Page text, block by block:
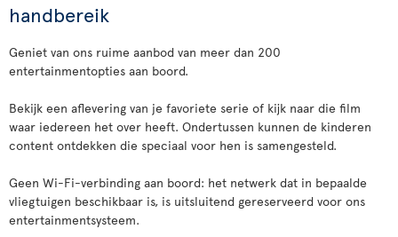
handbereik
Geniet van ons ruime aanbod van meer dan 200
entertainmentopties aan boord.
Bekijk een aflevering van je favoriete serie of kijk naar die film
waar iedereen het over heeft. Ondertussen kunnen de kinderen
content ontdekken die speciaal voor hen is samengesteld.
Geen Wi-Fi-verbinding aan boord: het netwerk dat in bepaalde
vliegtuigen beschikbaar is, is uitsluitend gereserveerd voor ons
entertainmentsysteem.